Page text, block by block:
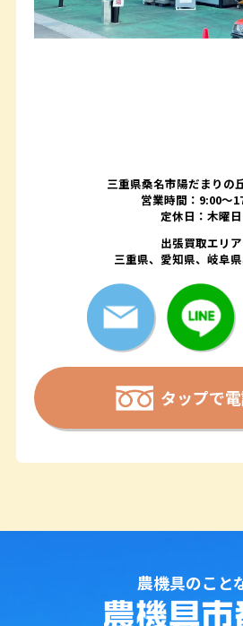
三重県桑名市陽だまりの
営業時間：9:00〜
定休日：木曜日
出張買取エリア
三重県、愛知県、岐阜
タップで
農機具のこと